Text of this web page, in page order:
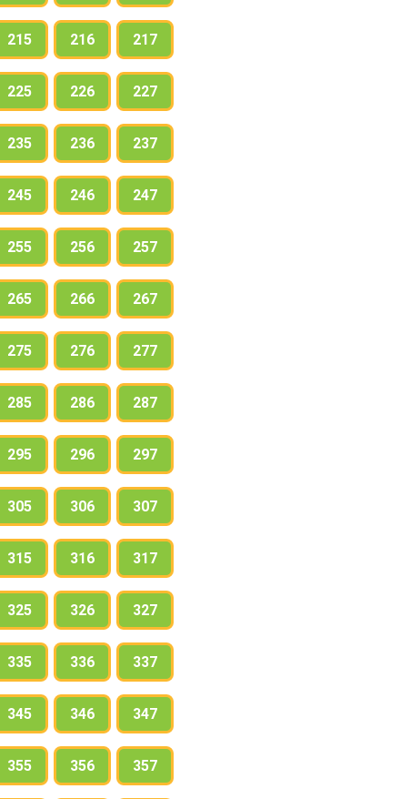
215 216 217
225 226 227
235 236 237
245 246 247
255 256 257
265 266 267
275 276 277
285 286 287
295 296 297
305 306 307
315 316 317
325 326 327
335 336 337
345 346 347
355 356 357